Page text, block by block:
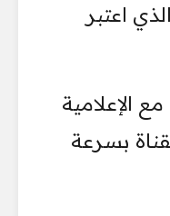
اعتبر
الإعلامية
بسرعة